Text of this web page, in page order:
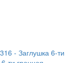
- Заглушка 6-ти